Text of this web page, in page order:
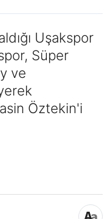
Uşakspor
Süper
ve
Öztekin'i